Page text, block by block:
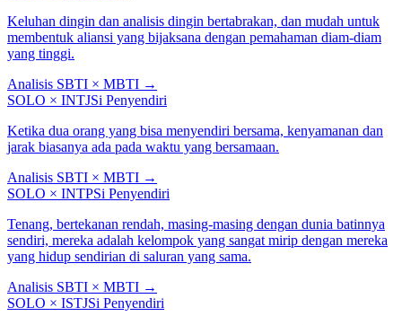
Keluhan dingin dan analisis dingin bertabrakan, dan mudah untuk
membentuk aliansi yang bijaksana dengan pemahaman diam-diam
yang tinggi.
Analisis SBTI × MBTI →
SOLO × INTJSi Penyendiri
Ketika dua orang yang bisa menyendiri bersama, kenyamanan dan
jarak biasanya ada pada waktu yang bersamaan.
Analisis SBTI × MBTI →
SOLO × INTPSi Penyendiri
Tenang, bertekanan rendah, masing-masing dengan dunia batinnya
sendiri, mereka adalah kelompok yang sangat mirip dengan mereka
yang hidup sendirian di saluran yang sama.
Analisis SBTI × MBTI →
SOLO × ISTJSi Penyendiri